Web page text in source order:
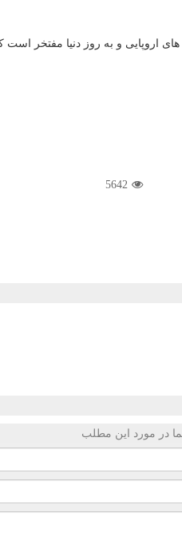
های اروپایی و به روز دنیا
5642
در مورد این مطلب